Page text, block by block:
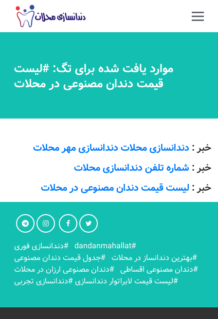
موارد یافت شده برای تگ: #لیست
قیمت دندان مصنوعی در محلات
خبر : دندانسازی محلات دندانسازی مهر محلات
خبر : شماره تلفن دندانسازی محلات
خبر :لیست قیمت دندان مصنوعی در محلات
#dandanmahallat
#دندانسازی فوری
#بهترين دندانساز در محلات #جدول قیمت دندان مصنوعی
#دندان مصنوعی اقساطی #دندان مصنوعی ارزان در محلات
#لیست قیمت لابراتوار دندانسازی#دندانسازی تجربی